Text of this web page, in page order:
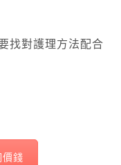
找對護理方法配合
價錢